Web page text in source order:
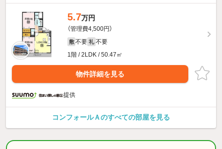
5.7万円
（管理費4,500円）
敷 不要 礼 不要
1階 / 2LDK / 50.47㎡
物件詳細を見る
提供
コンフォールＡのすべての部屋を見る